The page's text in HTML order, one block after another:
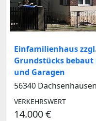
Einfamilienhaus
Grundstücks
und Garagen
56340 Dachsenhausen
VERKEHRSWERT
14.000 €